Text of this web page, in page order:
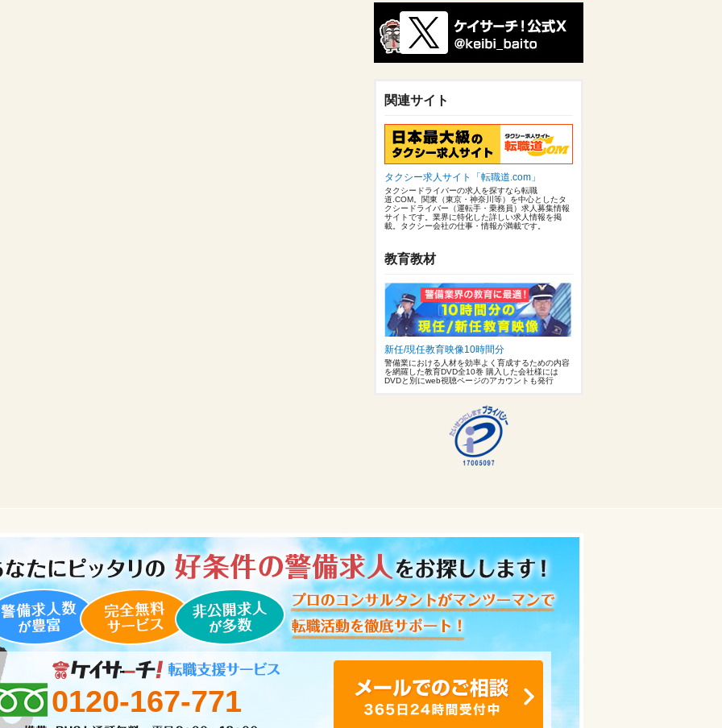
関連サイト
タクシー求人サイト「転職道.com」
タクシードライバーの求人を探すなら転職
道.COM。関東（東京・神奈川等）を中心としたタ
クシードライバー（運転手・乗務員）求人募集情報
サイトです。業界に特化した詳しい求人情報を掲
載。タクシー会社の仕事・情報が満載です。
教育教材
新任/現任教育映像10時間分
警備業における人材を効率よく育成するための内容
を網羅した教育DVD全10巻 購入した会社様には
DVDと別にweb視聴ページのアカウントも発行
0120-167-771